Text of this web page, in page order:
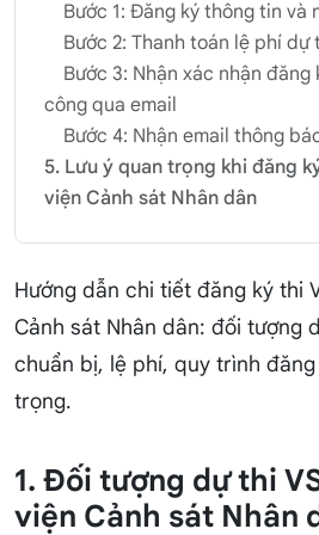
Bước 1: Đăng ký thông tin và
Bước 2: Thanh toán lệ phí dự
Bước 3: Nhận xác nhận
công qua email
Bước 4: Nhận email thông
5. Lưu ý quan trọng khi đăng
viện Cảnh sát Nhân dân
Hướng dẫn chi tiết đăng ký thi
Cảnh sát Nhân dân: đối tượng
chuẩn bị, lệ phí, quy trình
trọng.
1. Đối tượng dự thi
viện Cảnh sát Nhân